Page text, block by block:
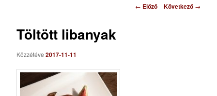
Bejegyzés
← Előző Következő →
Töltött libanyak
Közzétéve2017-11-11